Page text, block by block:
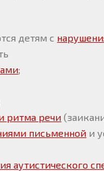
детям с
;
ритма речи
письменной и
аутистического